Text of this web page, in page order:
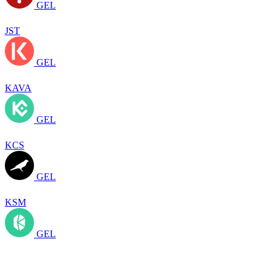
GEL
JST
GEL
KAVA
GEL
KCS
GEL
KSM
GEL